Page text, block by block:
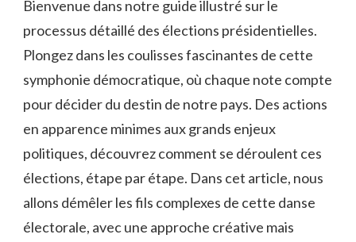
Bienvenue dans notre guide illustré sur le
processus⁣ détaillé ‌des⁤ élections présidentielles. ​
Plongez ‌dans ‌les coulisses fascinantes de‍ cette
symphonie ⁢démocratique, où chaque note compte
‍pour décider du‌ destin de notre pays. Des actions
en apparence ​minimes aux grands enjeux
politiques, découvrez​ comment se déroulent ‍ces⁣
élections, étape par ⁤étape. Dans cet⁢ article, nous
allons ⁣démêler les fils complexes ⁤de‌ cette danse
électorale, avec une approche créative⁤ mais⁢